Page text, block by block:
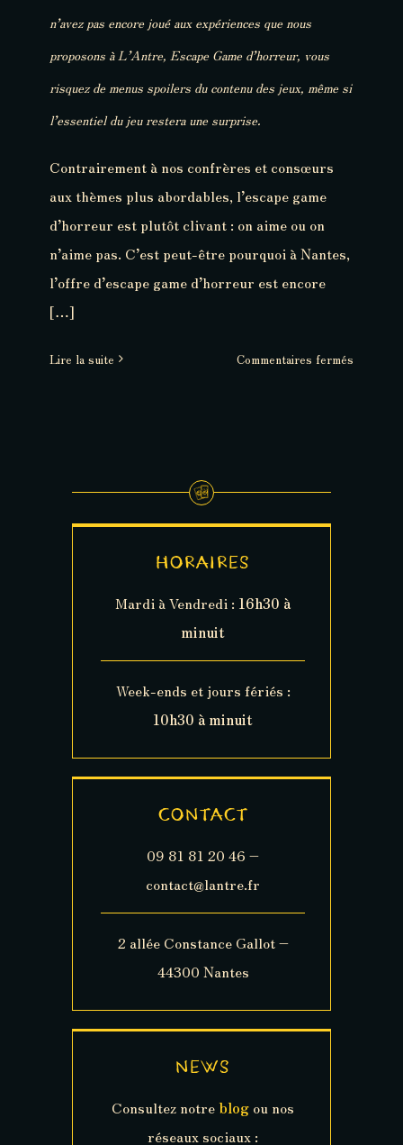
n’avez pas encore joué aux expériences que nous
proposons à L’Antre, Escape Game d’horreur, vous
risquez de menus spoilers du contenu des jeux, même si
l’essentiel du jeu restera une surprise.
Contrairement à nos confrères et consœurs
aux thèmes plus abordables, l’escape game
d’horreur est plutôt clivant : on aime ou on
n’aime pas. C’est peut-être pourquoi à Nantes,
l’offre d’escape game d’horreur est encore
[…]
Lire la suite Commentaires fermés
HORAIRES
Mardi à Vendredi : 16h30 à
minuit
Week-ends et jours fériés :
10h30 à minuit
CONTACT
09 81 81 20 46 –
contact@lantre.fr
2 allée Constance Gallot –
44300 Nantes
NEWS
Consultez notreblog ou nos
réseaux sociaux :